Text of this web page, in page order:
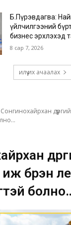
Б.Пүрэвдагва:
үйлчилгээний
бизнес эрхлэхэд
8 сар 7, 2026
илүү их ачаалах